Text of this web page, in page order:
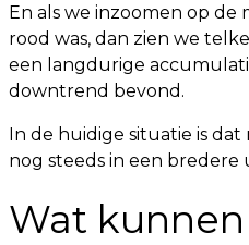
En als we inzoomen op
rood was, dan zien we
een langdurige
downtrend bevond.
In de huidige situatie is
nog steeds in een bredere
Wat